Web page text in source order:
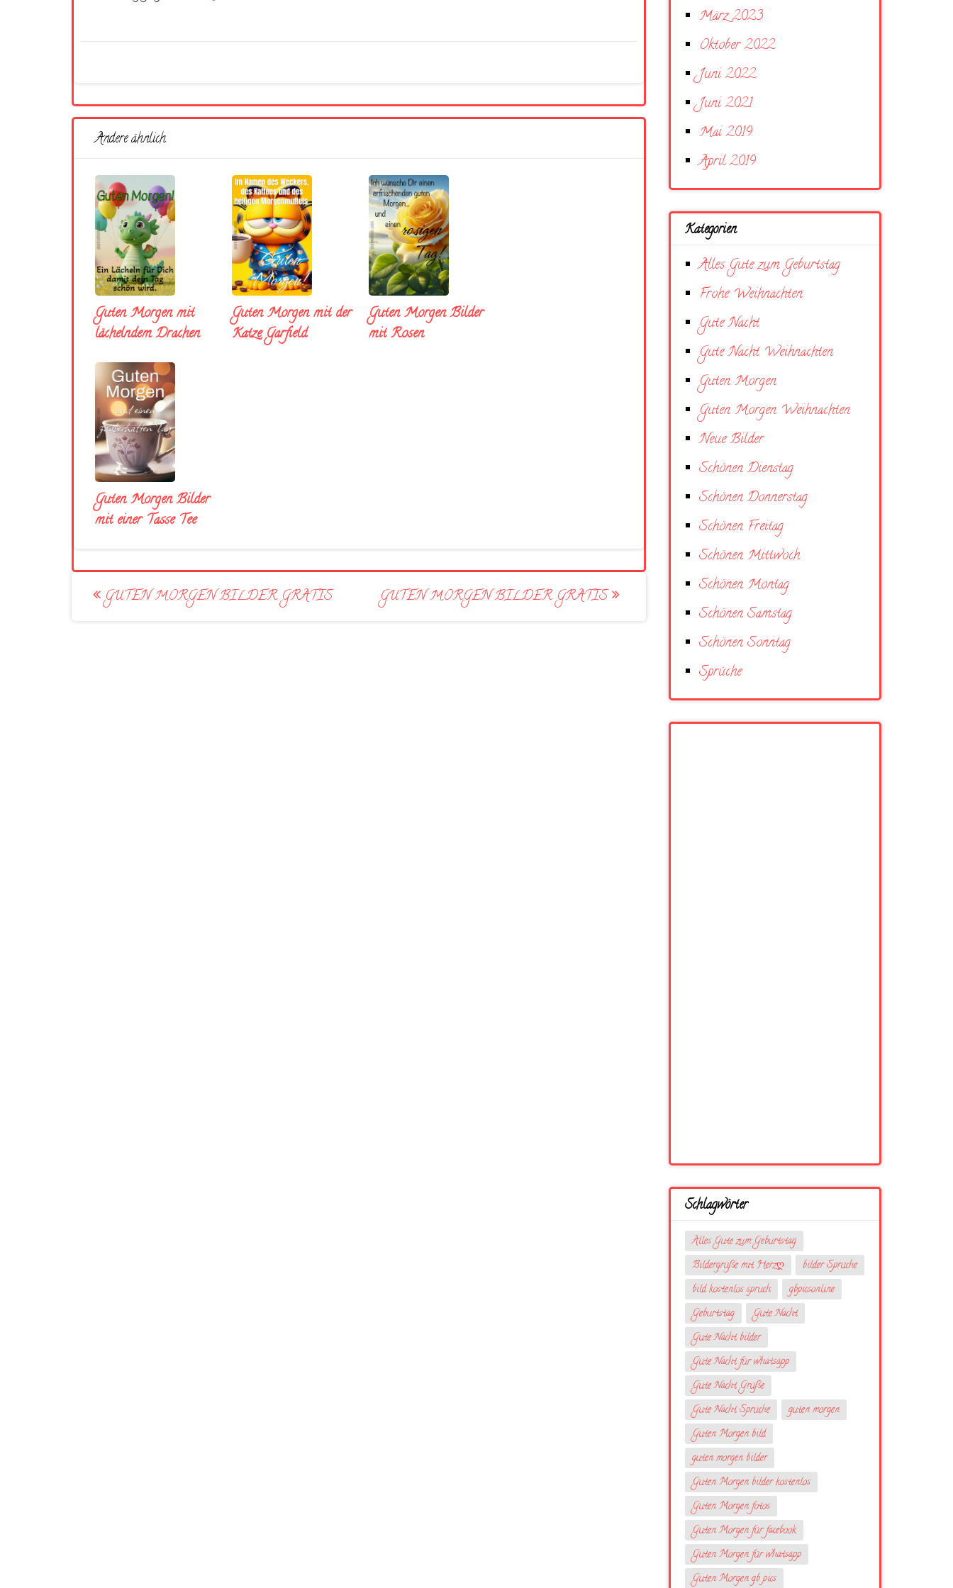
Andere ähnlich
Guten Morgen mit
lächelndem Drachen
Guten Morgen mit der
Katze Garfield
Guten Morgen Bilder
mit Rosen
Guten Morgen Bilder
mit einer Tasse Tee
Post
navigation
GUTEN MORGEN BILDER GRATIS GUTEN MORGEN BILDER GRATIS
März 2023
Oktober 2022
Juni 2022
Juni 2021
Mai 2019
April 2019
Kategorien
Alles Gute zum Geburtstag
Frohe Weihnachten
Gute Nacht
Gute Nacht Weihnachten
Guten Morgen
Guten Morgen Weihnachten
Neue Bilder
Schönen Dienstag
Schönen Donnerstag
Schönen Freitag
Schönen Mittwoch
Schönen Montag
Schönen Samstag
Schönen Sonntag
Sprüche
Schlagwörter
Alles Gute zum Geburtstag
Bildergrüße mit Herzღ
bilder Sprüche
bild kostenlos spruch
gbpicsonline
Geburtstag
Gute Nacht
Gute Nacht bilder
Gute Nacht für whatsapp
Gute Nacht Grüße
Gute Nacht Sprüche
guten morgen
Guten Morgen bild
guten morgen bilder
Guten Morgen bilder kostenlos
Guten Morgen fotos
Guten Morgen für facebook
Guten Morgen für whatsapp
Guten Morgen gb pics